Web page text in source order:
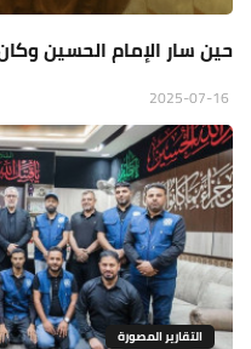
حين سار الإمام الحسين
التقارير المصورة